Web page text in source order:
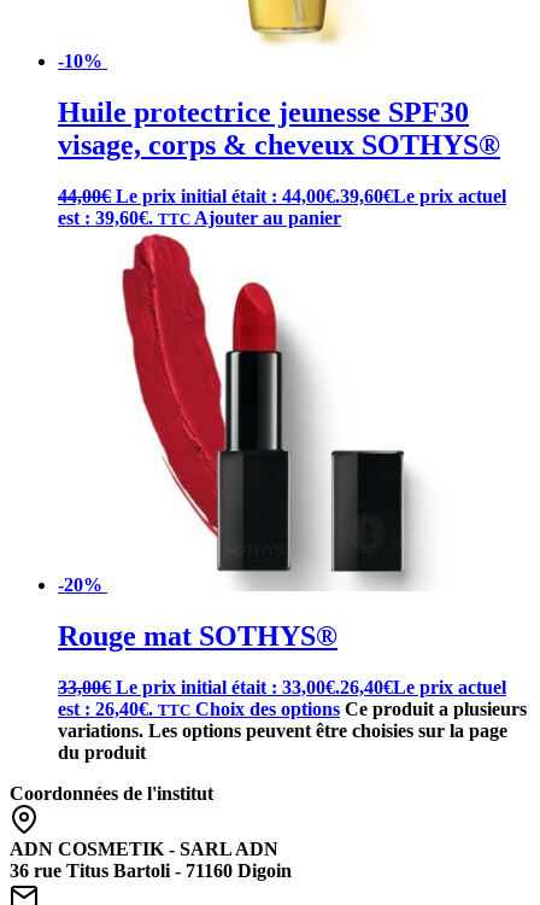
-10%
Huile protectrice jeunesse SPF30
visage, corps & cheveux SOTHYS®
44,00€ Le prix initial était : 44,00€.39,60€Le prix actuel
est : 39,60€. TTC Ajouter au panier
-20%
Rouge mat SOTHYS®
33,00€ Le prix initial était : 33,00€.26,40€Le prix actuel
est : 26,40€. TTC Choix des options Ce produit a plusieurs
variations. Les options peuvent être choisies sur la page
du produit
Coordonnées de l'institut
ADN COSMETIK - SARL ADN
36 rue Titus Bartoli - 71160 Digoin